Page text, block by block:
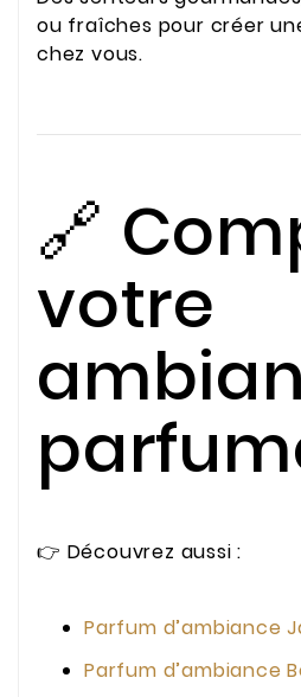
ou fraîches pour créer
chez vous.
🔗
votre
👉 Découvrez aussi :
Parfum d’ambiance
Parfum d’ambiance